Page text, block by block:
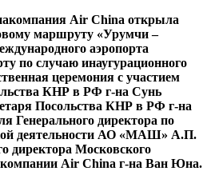
Air China открыла
маршруту «Урумчи –
аэропорта
по случаю инаугурационного
церемония с участием
КНР в РФ г-на Сунь
Посольства КНР в РФ г-на
Генерального директора по
деятельности АО «МАШ» А.П.
директора Московского
Air China г-на Ван Юна.